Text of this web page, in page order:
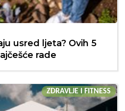
usred ljeta? Ovih 5
rade
ZDRAVLJE I FITNESS